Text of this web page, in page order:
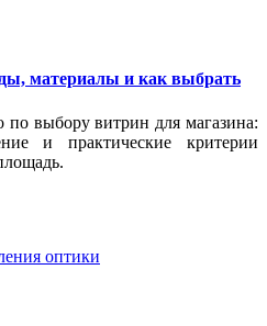
материалы и как выбрать
по выбору витрин для магазина:
и практические критерии
оптики